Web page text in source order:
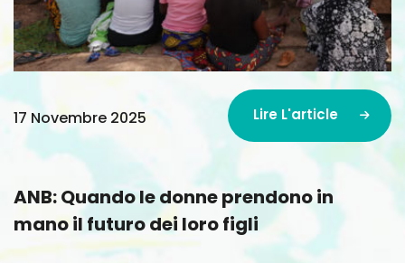
17 Novembre 2025
Lire L'article
Lire L'article
ANB: Quando le donne prendono in
mano il futuro dei loro figli